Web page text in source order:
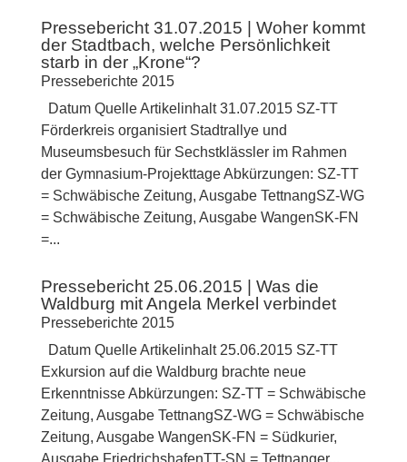
Pressebericht 31.07.2015 | Woher kommt
der Stadtbach, welche Persönlichkeit
starb in der „Krone“?
Presseberichte 2015
Datum Quelle Artikelinhalt 31.07.2015 SZ-TT
Förderkreis organisiert Stadtrallye und
Museumsbesuch für Sechstklässler im Rahmen
der Gymnasium-Projekttage Abkürzungen: SZ-TT
= Schwäbische Zeitung, Ausgabe TettnangSZ-WG
= Schwäbische Zeitung, Ausgabe WangenSK-FN
=...
Pressebericht 25.06.2015 | Was die
Waldburg mit Angela Merkel verbindet
Presseberichte 2015
Datum Quelle Artikelinhalt 25.06.2015 SZ-TT
Exkursion auf die Waldburg brachte neue
Erkenntnisse Abkürzungen: SZ-TT = Schwäbische
Zeitung, Ausgabe TettnangSZ-WG = Schwäbische
Zeitung, Ausgabe WangenSK-FN = Südkurier,
Ausgabe FriedrichshafenTT-SN = Tettnanger...